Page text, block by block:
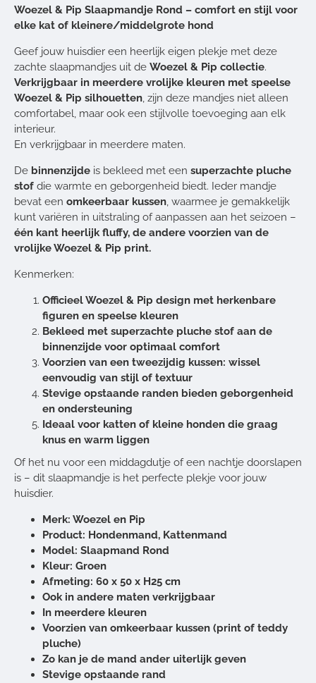
Woezel & Pip Slaapmandje Rond – comfort en stijl voor
elke kat of kleinere/middelgrote hond
Geef jouw huisdier een heerlijk eigen plekje met deze
zachte slaapmandjes uit de Woezel & Pip collectie.
Verkrijgbaar in meerdere vrolijke kleuren met speelse
Woezel & Pip silhouetten, zijn deze mandjes niet alleen
comfortabel, maar ook een stijlvolle toevoeging aan elk
interieur.
En verkrijgbaar in meerdere maten.
De binnenzijde is bekleed met een superzachte pluche
stof die warmte en geborgenheid biedt. Ieder mandje
bevat een omkeerbaar kussen, waarmee je gemakkelijk
kunt variëren in uitstraling of aanpassen aan het seizoen –
één kant heerlijk fluffy, de andere voorzien van de
vrolijke Woezel & Pip print.
Kenmerken:
Officieel Woezel & Pip design met herkenbare
figuren en speelse kleuren
Bekleed met superzachte pluche stof aan de
binnenzijde voor optimaal comfort
Voorzien van een tweezijdig kussen: wissel
eenvoudig van stijl of textuur
Stevige opstaande randen bieden geborgenheid
en ondersteuning
Ideaal voor katten of kleine honden die graag
knus en warm liggen
Of het nu voor een middagdutje of een nachtje doorslapen
is – dit slaapmandje is het perfecte plekje voor jouw
huisdier.
Merk: Woezel en Pip
Product: Hondenmand, Kattenmand
Model: Slaapmand Rond
Kleur: Groen
Afmeting: 60 x 50 x H25 cm
Ook in andere maten verkrijgbaar
In meerdere kleuren
Voorzien van omkeerbaar kussen (print of teddy
pluche)
Zo kan je de mand ander uiterlijk geven
Stevige opstaande rand